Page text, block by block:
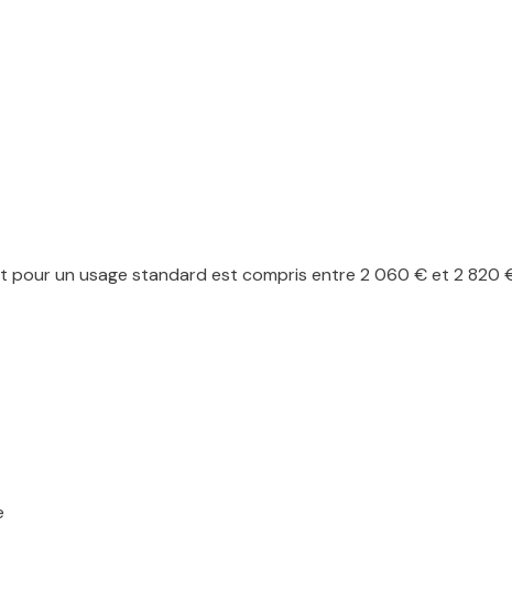
pour un usage standard est compris entre 2 060 € et 2 820